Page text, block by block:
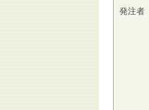
発注者